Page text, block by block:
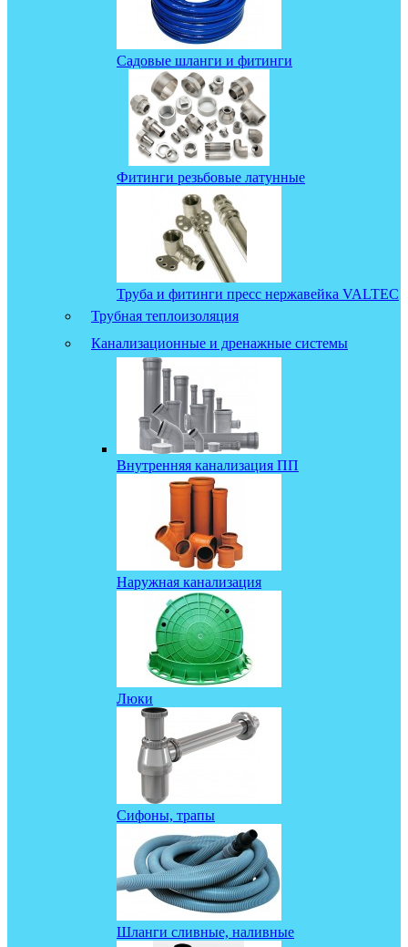
Садовые шланги и фитинги
Фитинги резьбовые латунные
Труба и фитинги пресс нержавейка VALTEC
Трубная теплоизоляция
Канализационные и дренажные системы
Внутренняя канализация ПП
Наружная канализация
Люки
Сифоны, трапы
Шланги сливные, наливные